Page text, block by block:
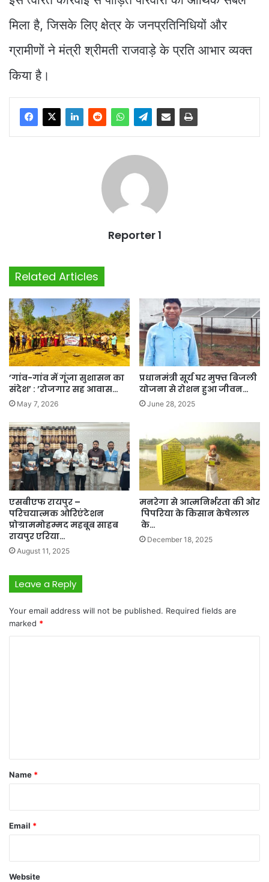
मिला है, जिसके लिए क्षेत्र के जनप्रतिनिधियों और
ग्रामीणों ने मंत्री श्रीमती राजवाड़े के प्रति आभार व्यक्त
किया है।
Reporter 1
Related Articles
’गांव-गांव में गूंजा सुशासन का
संदेश’ : ’रोजगार सह आवास…
May 7, 2026
प्रधानमंत्री सूर्य घर मुफ्त बिजली
योजना से रोशन हुआ जीवन…
June 28, 2025
एसबीएफ रायपुर –
परिचयात्मक ओरिएंटेशन
प्रोग्राममोहम्मद महबूब साहब
रायपुर एरिया…
August 11, 2025
मनरेगा से आत्मनिर्भरता की ओर
पिपरिया के किसान केषेलाल
के…
December 18, 2025
Leave a Reply
Your email address will not be published. Required fields are
marked *
*
Name *
Email *
Website